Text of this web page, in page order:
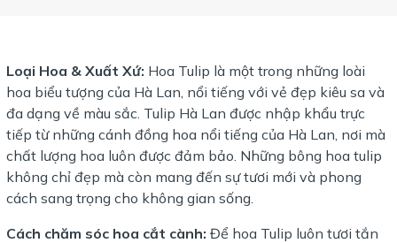
Loại Hoa & Xuất Xứ: Hoa Tulip là một trong những loài
hoa biểu tượng của Hà Lan, nổi tiếng với vẻ đẹp kiêu sa và
đa dạng về màu sắc. Tulip Hà Lan được nhập khẩu trực
tiếp từ những cánh đồng hoa nổi tiếng của Hà Lan, nơi mà
chất lượng hoa luôn được đảm bảo. Những bông hoa tulip
không chỉ đẹp mà còn mang đến sự tươi mới và phong
cách sang trọng cho không gian sống.
Cách chăm sóc hoa cắt cành: Để hoa Tulip luôn tươi tắn